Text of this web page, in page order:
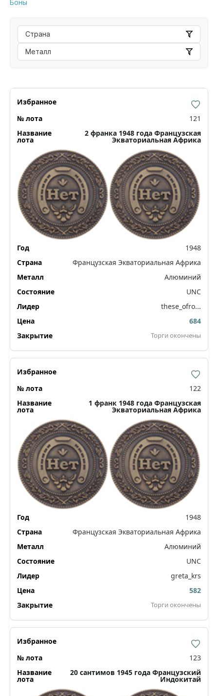
Боны
Страна
Металл
121
2 франка 1948 года Французская
Экваториальная Африка
1948
Французская Экваториальная Африка
Алюминий
UNC
these_ofro...
684
Торги окончены
122
1 франк 1948 года Французская
Экваториальная Африка
1948
Французская Экваториальная Африка
Алюминий
UNC
greta_krs
582
Торги окончены
123
20 сантимов 1945 года Французский
Индокитай